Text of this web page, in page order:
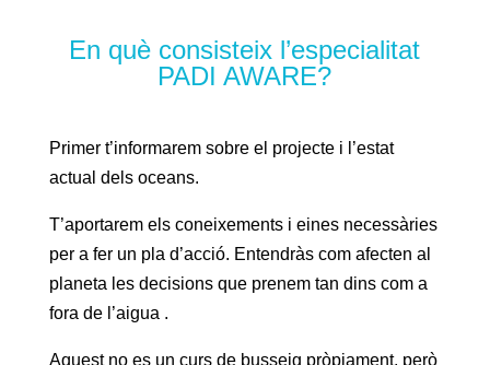
En què consisteix l’especialitat
PADI AWARE?
Primer t’informarem sobre el projecte i l’estat
actual dels oceans.
T’aportarem els coneixements i eines necessàries
per a fer un pla d’acció. Entendràs com afecten al
planeta les decisions que prenem tan dins com a
fora de l’aigua .
Aquest no es un curs de busseig pròpiament, però